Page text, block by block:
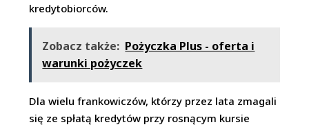
kredytobiorców.
Zobacz także: Pożyczka Plus - oferta i
warunki pożyczek
Dla wielu frankowiczów, którzy przez lata zmagali
się ze spłatą kredytów przy rosnącym kursie